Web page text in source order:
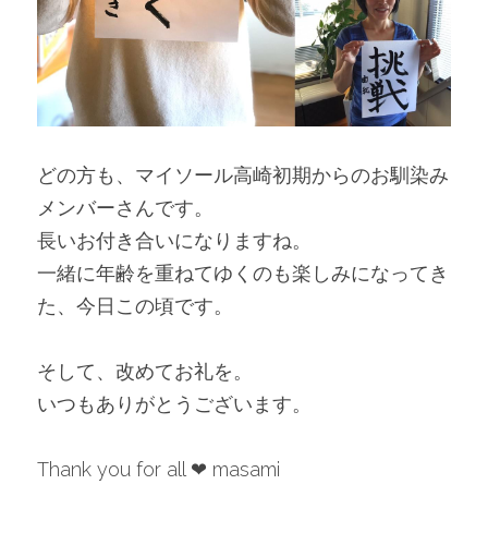
どの方も、マイソール高崎初期からのお馴染み
メンバーさんです。
長いお付き合いになりますね。
一緒に年齢を重ねてゆくのも楽しみになってき
た、今日この頃です。
そして、改めてお礼を。
いつもありがとうございます。
Thank you for all ❤︎ masami